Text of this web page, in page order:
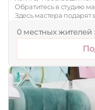
Обратитесь в студию
Здесь мастера
0 местных